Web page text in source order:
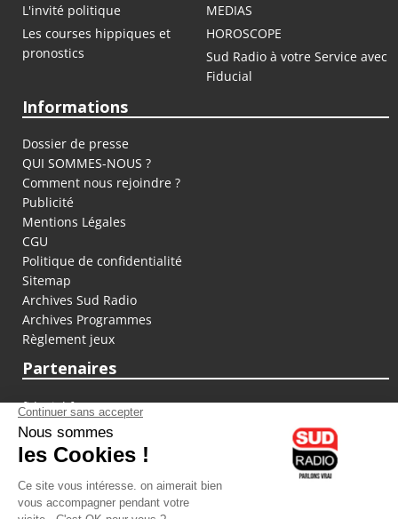
L'invité politique
MEDIAS
Les courses hippiques et
pronostics
HOROSCOPE
Sud Radio à votre Service avec
Fiducial
Informations
Dossier de presse
QUI SOMMES-NOUS ?
Comment nous rejoindre ?
Publicité
Mentions Légales
CGU
Politique de confidentialité
Sitemap
Archives Sud Radio
Archives Programmes
Règlement jeux
Partenaires
fiducial.fr
lyoncapitale.fr
olympique-et-lyonnais.com
L'application Iphone / Android